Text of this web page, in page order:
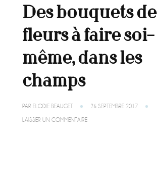
Des bouquets de
fleurs à faire soi-
même, dans les
champs
PAR ELODIE BEAUGET 26 SEPTEMBRE 2017
LAISSER UN COMMENTAIRESUR